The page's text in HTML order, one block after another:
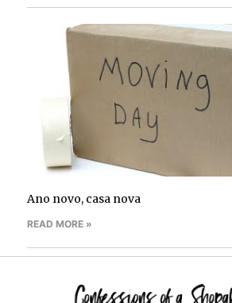
Ano novo, casa nova
READ MORE »